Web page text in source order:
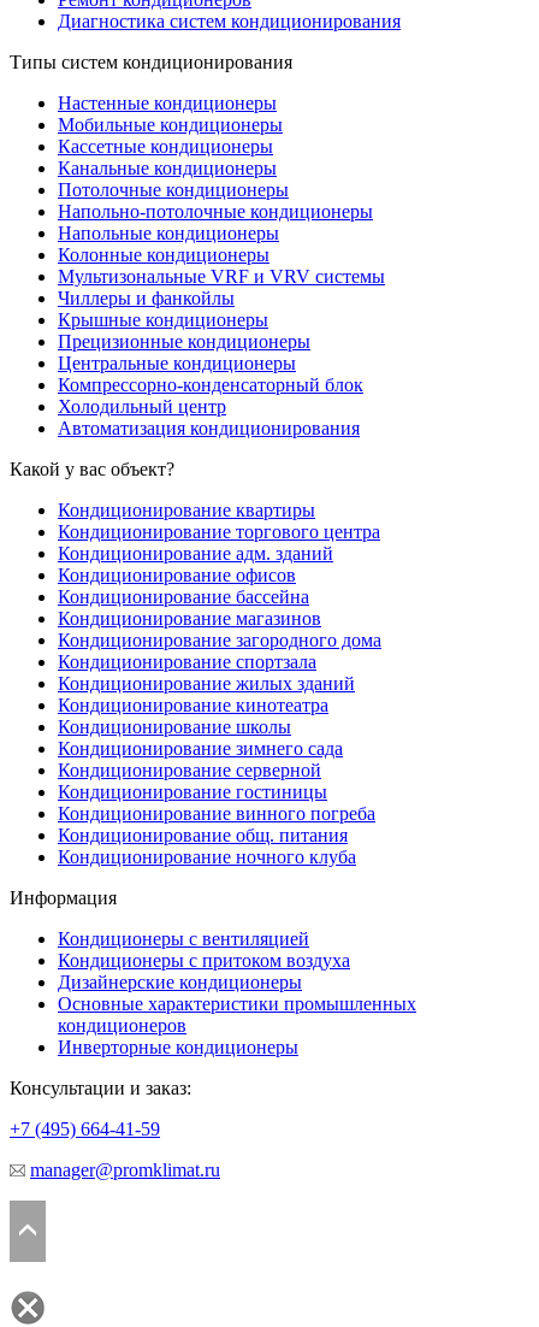
Диагностика систем кондиционирования
Типы систем кондиционирования
Настенные кондиционеры
Мобильные кондиционеры
Кассетные кондиционеры
Канальные кондиционеры
Потолочные кондиционеры
Напольно-потолочные кондиционеры
Напольные кондиционеры
Колонные кондиционеры
Мультизональные VRF и VRV системы
Чиллеры и фанкойлы
Крышные кондиционеры
Прецизионные кондиционеры
Центральные кондиционеры
Компрессорно-конденсаторный блок
Холодильный центр
Автоматизация кондиционирования
Какой у вас объект?
Кондиционирование квартиры
Кондиционирование торгового центра
Кондиционирование адм. зданий
Кондиционирование офисов
Кондиционирование бассейна
Кондиционирование магазинов
Кондиционирование загородного дома
Кондиционирование спортзала
Кондиционирование жилых зданий
Кондиционирование кинотеатра
Кондиционирование школы
Кондиционирование зимнего сада
Кондиционирование серверной
Кондиционирование гостиницы
Кондиционирование винного погреба
Кондиционирование общ. питания
Кондиционирование ночного клуба
Информация
Кондиционеры с вентиляцией
Кондиционеры с притоком воздуха
Дизайнерские кондиционеры
Основные характеристики промышленных
кондиционеров
Инверторные кондиционеры
Консультации и заказ:
+7 (495) 664-41-59
manager@promklimat.ru